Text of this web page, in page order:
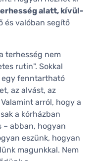
alatt, kívül-
és valóban segítő
terhesség nem
rutin". Sokkal
egy fenntartható
az alvást, az
arról, hogy a
a kórházban
– abban, hogyan
eszünk, hogyan
magunkkal. Nem